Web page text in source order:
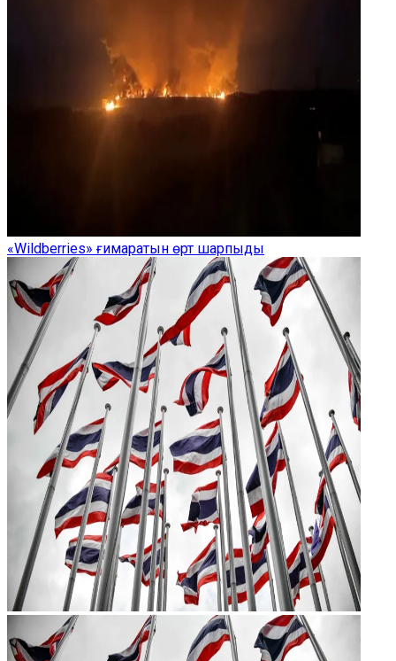
«Wildberries» ғимаратын өрт шарпыды